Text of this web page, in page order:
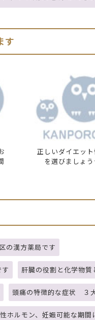
す
正しいダイエッ
を選びましょ
の漢方薬局です
肝臓の役割と化学物
頭痛の特徴的な症状 ３
ホルモン、妊娠可能な期間